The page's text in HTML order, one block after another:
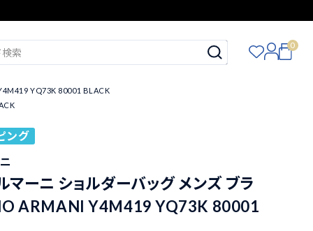
0
YQ73K 80001 BLACK
ング
マーニ ショルダーバッグ メンズ ブラ
ARMANI Y4M419 YQ73K 80001